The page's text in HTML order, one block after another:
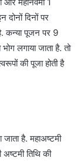
दोनों दिनों पर
कन्या पूजन पर 9
लगाया जाता है. तो
की पूजा होती है
जाता है. महाअष्टमी
तिथि की